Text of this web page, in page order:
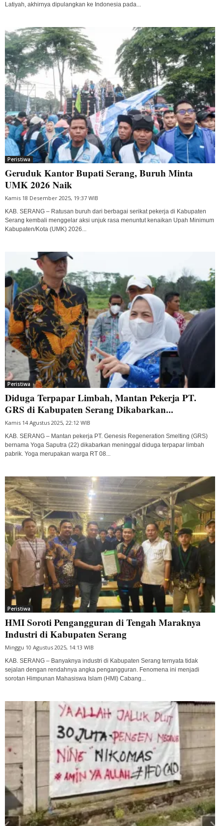
Latiyah, akhirnya dipulangkan ke Indonesia pada...
Peristiwa
Geruduk Kantor Bupati Serang, Buruh Minta
UMK 2026 Naik
Kamis 18 Desember 2025, 19:37 WIB
KAB. SERANG – Ratusan buruh dari berbagai serikat pekerja di Kabupaten
Serang kembali menggelar aksi unjuk rasa menuntut kenaikan Upah Minimum
Kabupaten/Kota (UMK) 2026...
Peristiwa
Diduga Terpapar Limbah, Mantan Pekerja PT.
GRS di Kabupaten Serang Dikabarkan...
Kamis 14 Agustus 2025, 22:12 WIB
KAB. SERANG – Mantan pekerja PT. Genesis Regeneration Smelting (GRS)
bernama Yoga Saputra (22) dikabarkan meninggal diduga terpapar limbah
pabrik. Yoga merupakan warga RT 08...
Peristiwa
HMI Soroti Pengangguran di Tengah Maraknya
Industri di Kabupaten Serang
Minggu 10 Agustus 2025, 14:13 WIB
KAB. SERANG – Banyaknya industri di Kabupaten Serang ternyata tidak
sejalan dengan rendahnya angka pengangguran. Fenomena ini menjadi
sorotan Himpunan Mahasiswa Islam (HMI) Cabang...